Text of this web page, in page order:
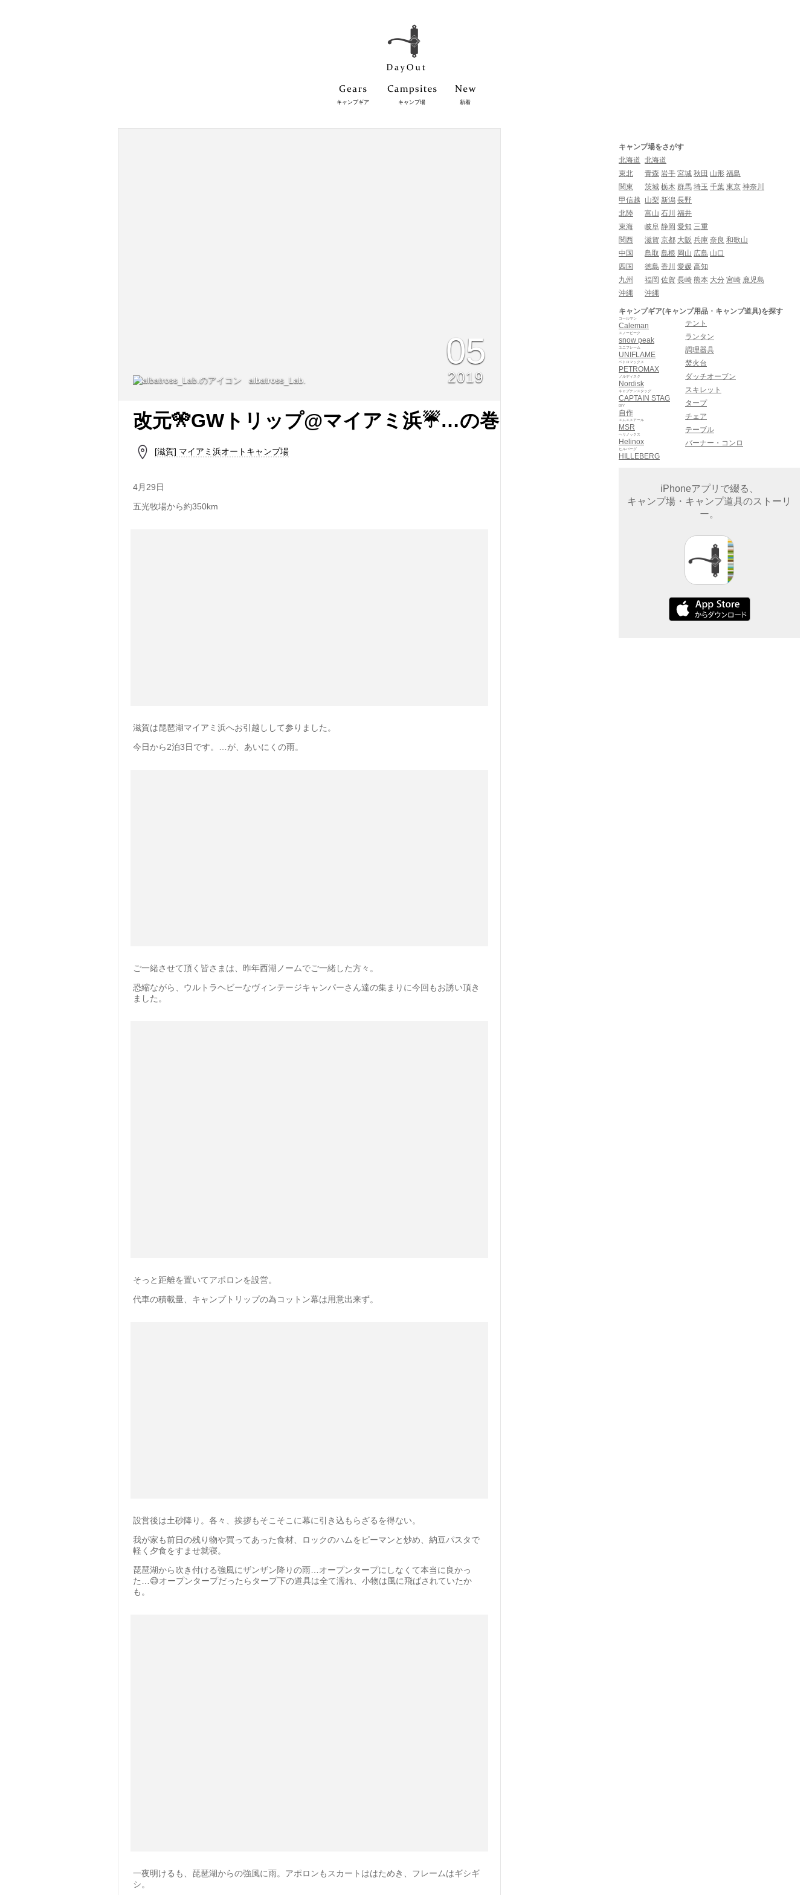
キャンプギア キャンプ場 新着
albatross_Lab.
05
2019
改元🎌GWトリップ@マイアミ浜☔️…の巻
[滋賀] マイアミ浜オートキャンプ場
4月29日
五光牧場から約350km
滋賀は琵琶湖マイアミ浜へお引越しして参りました。
今日から2泊3日です。…が、あいにくの雨。
ご一緒させて頂く皆さまは、昨年西湖ノームでご一緒した方々。
恐縮ながら、ウルトラヘビーなヴィンテージキャンパーさん達の集まりに今回もお誘い頂き
ました。
そっと距離を置いてアポロンを設営。
代車の積載量、キャンプトリップの為コットン幕は用意出来ず。
設営後は土砂降り。各々、挨拶もそこそこに幕に引き込もらざるを得ない。
我が家も前日の残り物や買ってあった食材、ロックのハムをピーマンと炒め、納豆パスタで
軽く夕食をすませ就寝。
琵琶湖から吹き付ける強風にザンザン降りの雨…オープンタープにしなくて本当に良かっ
た…😅オープンタープだったらタープ下の道具は全て濡れ、小物は風に飛ばされていたか
も。
一夜明けるも、琵琶湖からの強風に雨。アポロンもスカートははためき、フレームはギシギ
シ。
キャンプ場をさがす
北海道 北海道
東北
青森 岩手 宮城 秋田 山形 福島
関東
茨城 栃木 群馬 埼玉 千葉 東京 神奈川
甲信越
山梨 新潟 長野
北陸
富山 石川 福井
東海
岐阜 静岡 愛知 三重
関西
滋賀 京都 大阪 兵庫 奈良 和歌山
中国
鳥取 島根 岡山 広島 山口
四国
徳島 香川 愛媛 高知
九州
福岡 佐賀 長崎 熊本 大分 宮崎 鹿児島
沖縄
沖縄
キャンプギア(キャンプ用品・キャンプ道具)を探す
Caleman
コールマン
snow peak
スノーピーク
UNIFLAME
ユニフレーム
PETROMAX
ペトロマックス
Nordisk
ノルディスク
CAPTAIN STAG
キャプテンスタッグ
自作
DIY
MSR
エムエスアール
Helinox
ヘリノックス
HILLEBERG
ヒルバーグ
テント
ランタン
調理器具
焚火台
ダッチオーブン
スキレット
タープ
チェア
テーブル
バーナー・コンロ
iPhoneアプリで綴る、
キャンプ場・キャンプ道具のストーリ
ー。